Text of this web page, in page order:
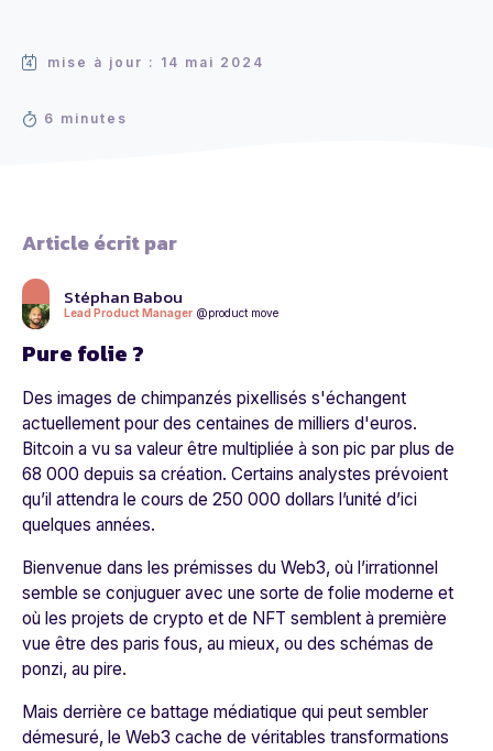
mise à jour : 14 mai 2024
6 minutes
Article écrit par
Stéphan Babou
Lead Product Manager @product move
Pure folie ?
Des images de chimpanzés pixellisés s'échangent
actuellement pour des centaines de milliers d'euros.
Bitcoin a vu sa valeur être multipliée à son pic par plus de
68 000 depuis sa création. Certains analystes prévoient
qu’il attendra le cours de 250 000 dollars l’unité d’ici
quelques années.
Bienvenue dans les prémisses du Web3, où l’irrationnel
semble se conjuguer avec une sorte de folie moderne et
où les projets de crypto et de NFT semblent à première
vue être des paris fous, au mieux, ou des schémas de
ponzi, au pire.
Mais derrière ce battage médiatique qui peut sembler
démesuré, le Web3 cache de véritables transformations